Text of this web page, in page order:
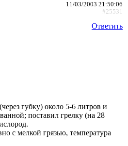
11/03/2003 21:50:06
#25531
Ответить
губку) около 5-6 литров и
поставил грелку (на 28
с мелкой грязью, температура